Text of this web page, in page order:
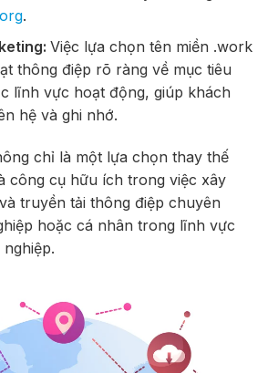
.
Việc lựa chọn tên miền .work
thông điệp rõ ràng về mục tiêu
lĩnh vực hoạt động, giúp khách
hệ và ghi nhớ.
chỉ là một lựa chọn thay thế
công cụ hữu ích trong việc xây
truyền tải thông điệp chuyên
hoặc cá nhân trong lĩnh vực